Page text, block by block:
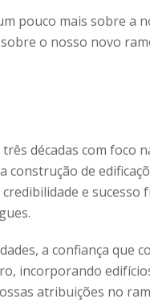
pouco mais sobre a
o nosso novo
décadas com foco
construção de
e sucesso
a confiança que
incorporando
atribuições no